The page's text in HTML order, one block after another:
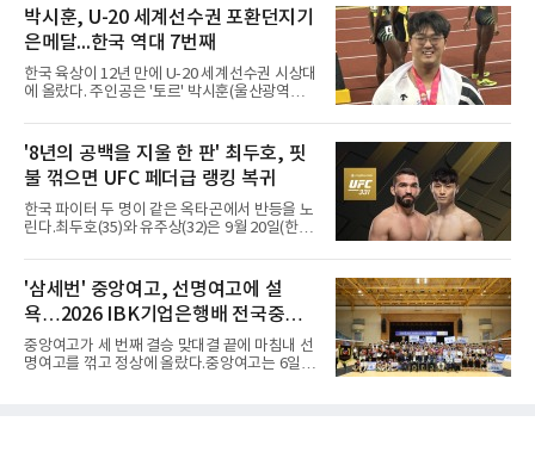
다.B조에서는 용산고가 안양고를 98-71로 꺾고
대회 2연승을 달렸다.한편 남중
79로 졌다. 이다연이 14점을 넣었으나 20점 9리
바운드를 기록한 바이 쿰바 디야산을 앞세운 상
대를 넘지 못했다.이번 대회에 처음 출전한 아란
마레는 조별리그부터 결승까지 6전 전승을 거뒀
고, 디야산이 최우수선수(MVP)로 뽑혔다.
박시훈, U-20 세계선수권 포환던지기
은메달...한국 역대 7번째
한국 육상이 12년 만에 U-20 세계선수권 시상대
에 올랐다. 주인공은 '토르' 박시훈(울산광역시)
진 헤이워드 필드에서 열린 세계육상연맹(WA)
20세 이하 세계선수권 남자 포환던지기 결선에
서 20.31ｍ를 던져 2위에 올랐다. 우승자 알레산
드로 보르헤스(브라질)와는 4㎝ 차이였다.기록
의 의미는 크다. 1986년 시작된 이 대회에서 한
국이 따낸 메달은 은 1개와 동 5개뿐이다. 1992
년 이진일(800ｍ)의 은메달 이후 박재홍, 박재
7번째 메달리스트가 됐다.승부는 막판에 갈렸
다. 3차 시기에서 20.31ｍ로 선
'8년의 공백을 지울 한 판' 최두호, 핏
불 꺾으면 UFC 페더급 랭킹 복귀
한국 파이터 두 명이 같은 옥타곤에서 반등을 노
린다.최두호(35)와 유주상(32)은 9월 20일(한국
서 열리는 'UFC 331: 반 vs 판토자 2'에 출전해
각각 파트리시우 핏불(39·브라질), 마이클 애즈
웰 주니어(25·미국)와 맞선다.최두호의 목표는 8
년 만의 페더급 랭킹 재진입이다. 데뷔 후 3연속
KO승으로 11위까지 올랐던 그는 2018년 7월 순
위에서 빠졌고, 병역을 마치고 2023년 복귀한
뒤 1무에 이어 다시 3연속 KO승을 기록했다.상
'삼세번' 중앙여고, 선명여고에 설
욕…2026 IBK기업은행배 전국중고
배구대회 우승
중앙여고가 세 번째 결승 맞대결 끝에 마침내 선
명여고를 꺾고 정상에 올랐다.중앙여고는 6일